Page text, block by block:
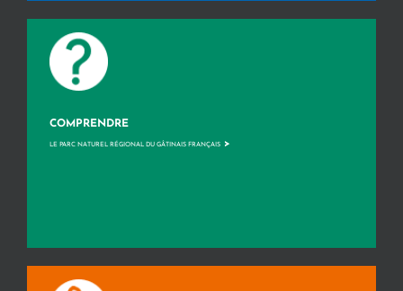
COMPRENDRE
LE PARC NATUREL RÉGIONAL DU GÂTINAIS FRANÇAIS >